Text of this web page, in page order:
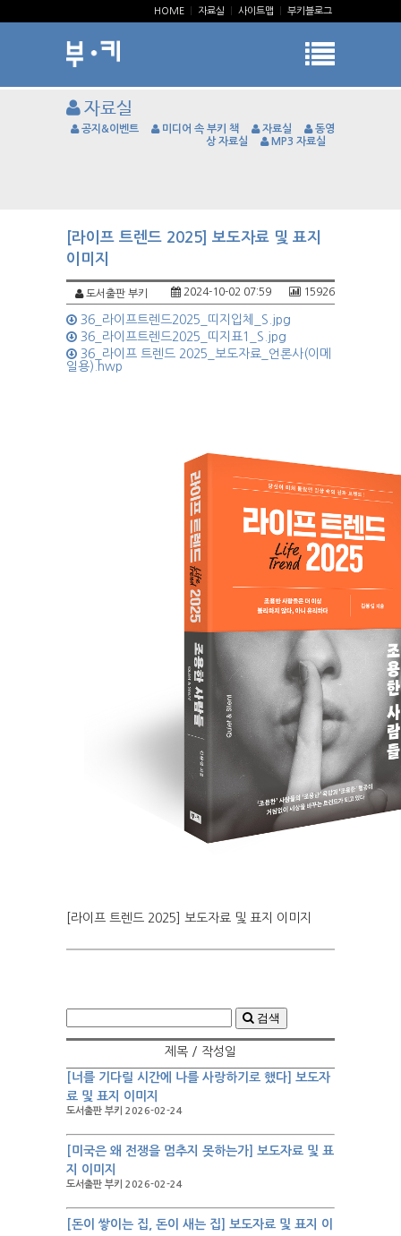
HOME 자료실 사이트맵 부키블로그
자료실
공지&이벤트 미디어 속 부키 책 자료실
동영
상 자료실
MP3 자료실
[라이프 트렌드 2025] 보도자료 및 표지
이미지
도서출판 부키 15926
2024-10-02 07:59
36_라이프트렌드2025_띠지입체_S.jpg
36_라이프트렌드2025_띠지표1_S.jpg
36_라이프 트렌드 2025_보도자료_언론사(이메
일용).hwp
[라이프 트렌드 2025] 보도자료 및 표지 이미지
검색
제목 / 작성일
[너를 기다릴 시간에 나를 사랑하기로 했다] 보도자
료 및 표지 이미지
도서출판 부키 2026-02-24
[미국은 왜 전쟁을 멈추지 못하는가] 보도자료 및 표
지 이미지
도서출판 부키 2026-02-24
[돈이 쌓이는 집, 돈이 새는 집] 보도자료 및 표지 이